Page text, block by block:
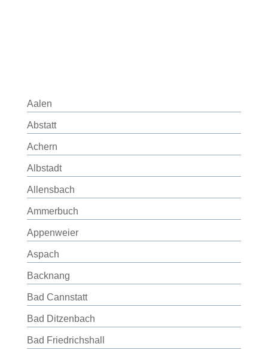
Aalen
Abstatt
Achern
Albstadt
Allensbach
Ammerbuch
Appenweier
Aspach
Backnang
Bad Cannstatt
Bad Ditzenbach
Bad Friedrichshall